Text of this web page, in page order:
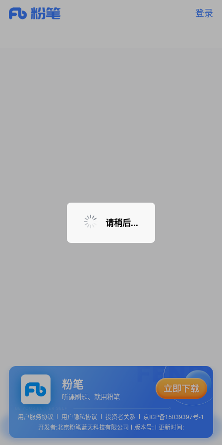
登录
暂无课程，敬请期待
粉笔
听课刷题、就用粉笔
用户服务协议 用户隐私协议 投资者关系
京ICP备15039397号-1
开发者:北京粉笔蓝天科技有限公司
版本号: 更新时间:
请稍后...